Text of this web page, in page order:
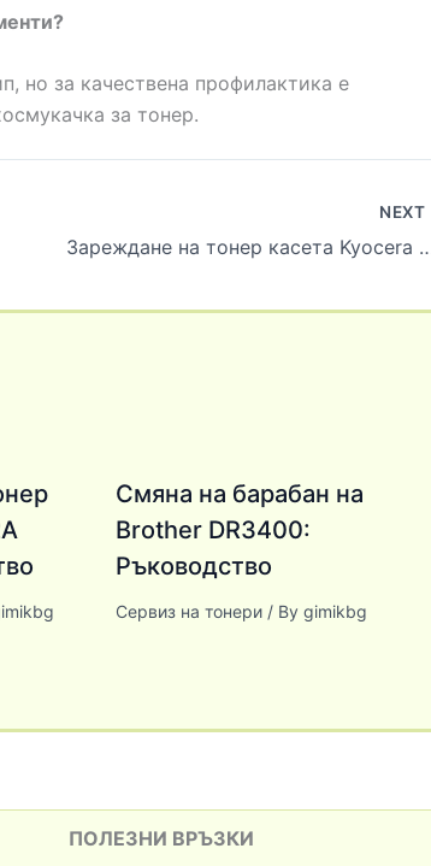
но за качествена профилактика е
за тонер.
NEXT
Зареждане на тонер касета Kyocera
Смяна на барабан на
Brother DR3400:
Ръководство
Сервиз на тонери/ By gimikbg
ПОЛЕЗНИ ВРЪЗКИ